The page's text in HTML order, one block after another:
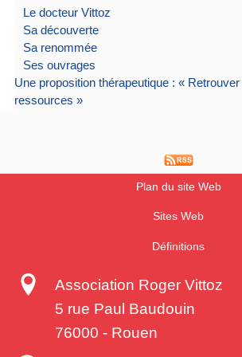
Le docteur Vittoz
Sa découverte
Sa renommée
Ses ouvrages
Une proposition thérapeutique : «
ressources »
Plan du site Web
Sites Web
Définitions
Association Roger Vittoz
5 rue Paul Baudouin
76000 - Rouen